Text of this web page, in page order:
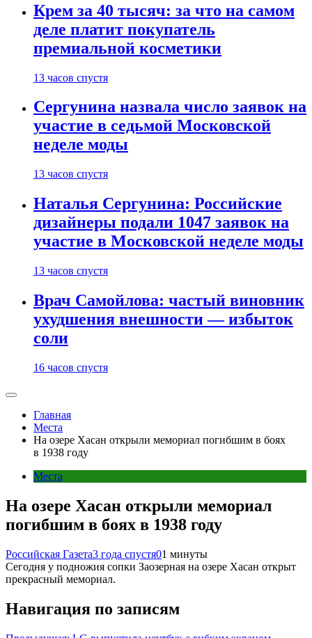
Крем за 40 тысяч: за что на самом
деле платит покупатель
премиальной косметики
13 часов спустя
Сергунина назвала число заявок на
участие в седьмой Московской
неделе моды
13 часов спустя
Наталья Сергунина: Российские
дизайнеры подали 1047 заявок на
участие в Московской неделе моды
13 часов спустя
Врач Самойлова: частый виновник
ухудшения внешности — избыток
соли
16 часов спустя
Главная
Места
На озере Хасан открыли мемориал погибшим в боях
в 1938 году
Места
На озере Хасан открыли мемориал
погибшим в боях в 1938 году
Российская Газета3 года спустя01 минуты
Сегодня у подножия сопки Заозерная на озере Хасан открыт
прекрасный мемориал.
Навигация по записям